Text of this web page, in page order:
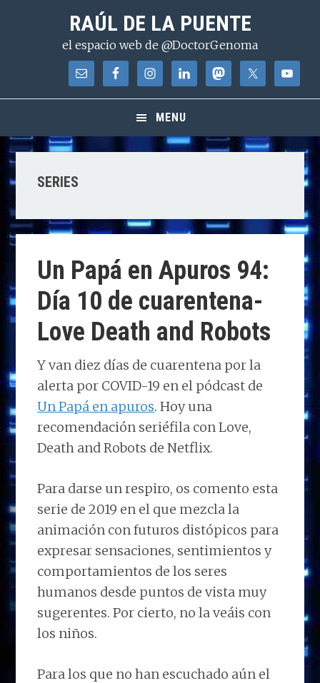
contenido
RAÚL DE LA PUENTE
el espacio web de @DoctorGenoma
MENU
SERIES
Un Papá en Apuros 94:
Día 10 de cuarentena-
Love Death and Robots
Y van diez días de cuarentena por la
alerta por COVID-19 en el pódcast de
Un Papá en apuros. Hoy una
recomendación seriéfila con Love,
Death and Robots de Netflix.
Para darse un respiro, os comento esta
serie de 2019 en el que mezcla la
animación con futuros distópicos para
expresar sensaciones, sentimientos y
comportamientos de los seres
humanos desde puntos de vista muy
sugerentes. Por cierto, no la veáis con
los niños.
Para los que no han escuchado aún el